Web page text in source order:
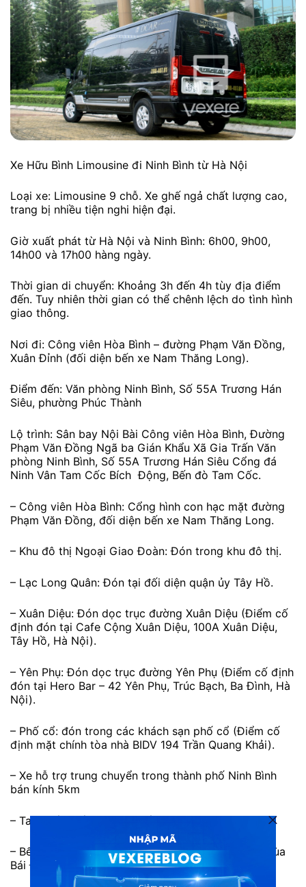
Xe Hữu Bình Limousine đi Ninh Bình từ Hà Nội
Loại xe: Limousine 9 chỗ. Xe ghế ngả chất lượng cao,
trang bị nhiều tiện nghi hiện đại.
Giờ xuất phát từ Hà Nội và Ninh Bình: 6h00, 9h00,
14h00 và 17h00 hàng ngày.
Thời gian di chuyển: Khoảng 3h đến 4h tùy địa điểm
đến. Tuy nhiên thời gian có thể chênh lệch do tình hình
giao thông.
Nơi đi: Công viên Hòa Bình – đường Phạm Văn Đồng,
Xuân Đỉnh (đối diện bến xe Nam Thăng Long).
Điểm đến: Văn phòng Ninh Bình, Số 55A Trương Hán
Siêu, phường Phúc Thành
Lộ trình: Sân bay Nội Bài Công viên Hòa Bình, Đường
Phạm Văn Đồng Ngã ba Gián Khẩu Xã Gia Trấn Văn
phòng Ninh Bình, Số 55A Trương Hán Siêu Cổng đá
Ninh Vân Tam Cốc Bích Động, Bến đò Tam Cốc.
– Công viên Hòa Bình: Cổng hình con hạc mặt đường
Phạm Văn Đồng, đối diện bến xe Nam Thăng Long.
– Khu đô thị Ngoại Giao Đoàn: Đón trong khu đô thị.
– Lạc Long Quân: Đón tại đối diện quận ủy Tây Hồ.
– Xuân Diệu: Đón dọc trục đường Xuân Diệu (Điểm cố
định đón tại Cafe Cộng Xuân Diệu, 100A Xuân Diệu,
Tây Hồ, Hà Nội).
– Yên Phụ: Đón dọc trục đường Yên Phụ (Điểm cố định
đón tại Hero Bar – 42 Yên Phụ, Trúc Bạch, Ba Đình, Hà
Nội).
– Phố cổ: đón trong các khách sạn phố cổ (Điểm cố
định mặt chính tòa nhà BIDV 194 Trần Quang Khải).
– Xe hỗ trợ trung chuyển trong thành phố Ninh Bình
bán kính 5km
– Tam Cốc: Bến đò Tam Cốc Tràng An
– Bến đò Tràng An Bái Đính: Bãi Đỗ xe điện gần Chùa
Bái Đính